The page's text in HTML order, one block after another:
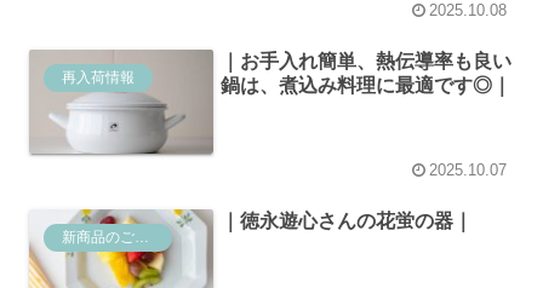
2025.10.08
再入荷情報
｜お手入れ簡単、熱伝導率も良い
鍋は、煮込み料理に最適です◎｜
2025.10.07
｜徳永遊心さんの花蛍の器｜